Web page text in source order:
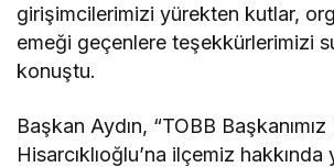
girişimcilerimizi yürekten kutlar,
emeği geçenlere teşekkürlerimizi
konuştu.
Başkan Aydın, “TOBB
Hisarcıklıoğlu’na ilçemiz hakkında